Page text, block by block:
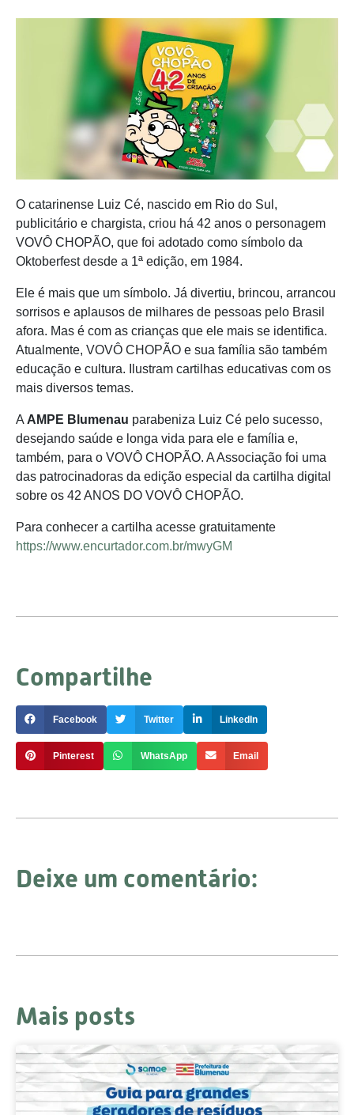
O catarinense Luiz Cé, nascido em Rio do Sul,
publicitário e chargista, criou há 42 anos o personagem
VOVÔ CHOPÃO, que foi adotado como símbolo da
Oktoberfest desde a 1ª edição, em 1984.
Ele é mais que um símbolo. Já divertiu, brincou, arrancou
sorrisos e aplausos de milhares de pessoas pelo Brasil
afora. Mas é com as crianças que ele mais se identifica.
Atualmente, VOVÔ CHOPÃO e sua família são também
educação e cultura. Ilustram cartilhas educativas com os
mais diversos temas.
A AMPE Blumenau parabeniza Luiz Cé pelo sucesso,
desejando saúde e longa vida para ele e família e,
também, para o VOVÔ CHOPÃO. A Associação foi uma
das patrocinadoras da edição especial da cartilha digital
sobre os 42 ANOS DO VOVÔ CHOPÃO.
Para conhecer a cartilha acesse gratuitamente
https://www.encurtador.com.br/mwyGM
Compartilhe
Facebook Twitter LinkedIn
Pinterest WhatsApp Email
Deixe um comentário:
Mais posts